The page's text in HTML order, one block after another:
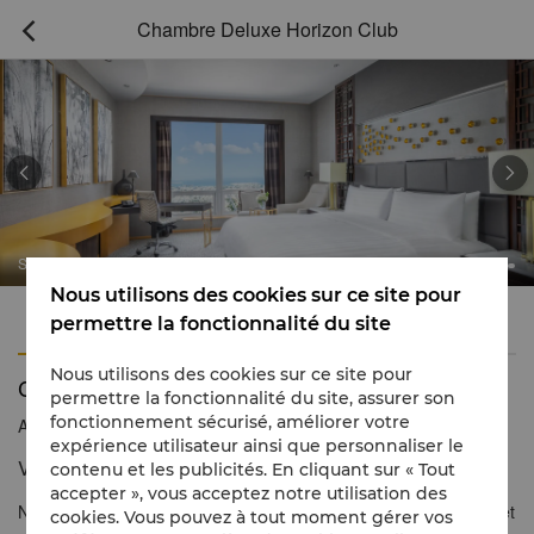
 Chambre Deluxe Horizon Club
Shangri-La Dubai
 
Caractéristiques Finaliser et valider
Chambre Deluxe Horizon Club
Appel gratuit 1 866 565 5050
Vues impressionnantes et privilèges exclusifs
Nos chambres Deluxe Horizon Club sont baignées de tons frais et
Nous utilisons des cookies sur ce site pour
permettre la fonctionnalité du site
Nous utilisons des cookies sur ce site pour
permettre la fonctionnalité du site, assurer son
fonctionnement sécurisé, améliorer votre
expérience utilisateur ainsi que personnaliser le
contenu et les publicités. En cliquant sur « Tout
accepter », vous acceptez notre utilisation des
cookies. Vous pouvez à tout moment gérer vos